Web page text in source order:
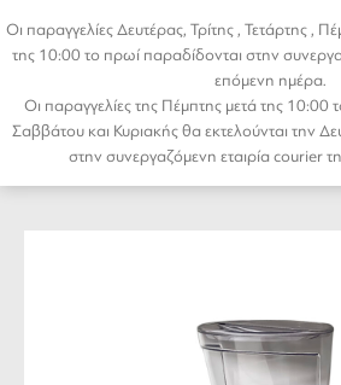
Οι παραγγελίες Δευτέρας, Τρίτης , Τετάρτης ,
της 10:00 το πρωί παραδίδονται στην
επόμενη ημέρα.
Οι παραγγελίες της Πέμπτης μετά της 10:00
Σαββάτου και Κυριακής θα εκτελούνται την
στην συνεργαζόμενη εταιρία courier
σε
περιεχόμενο
Αρχική σελίδα/ΑΞΕΣΟΥΑΡ/ Espresso
← PREVIOUS